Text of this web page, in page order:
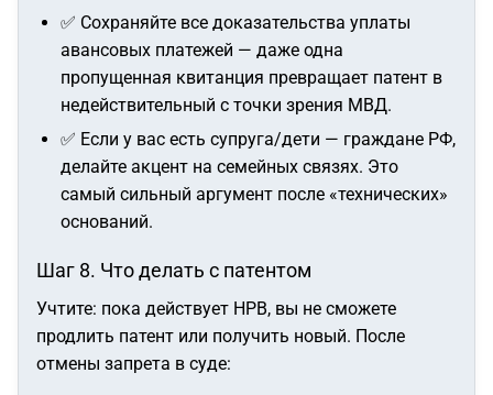
✅ Сохраняйте все доказательства уплаты
авансовых платежей — даже одна
пропущенная квитанция превращает патент в
недействительный с точки зрения МВД.
✅ Если у вас есть супруга/дети — граждане РФ,
делайте акцент на семейных связях. Это
самый сильный аргумент после «технических»
оснований.
Шаг 8. Что делать с патентом
Учтите: пока действует НРВ, вы не сможете
продлить патент или получить новый. После
отмены запрета в суде: